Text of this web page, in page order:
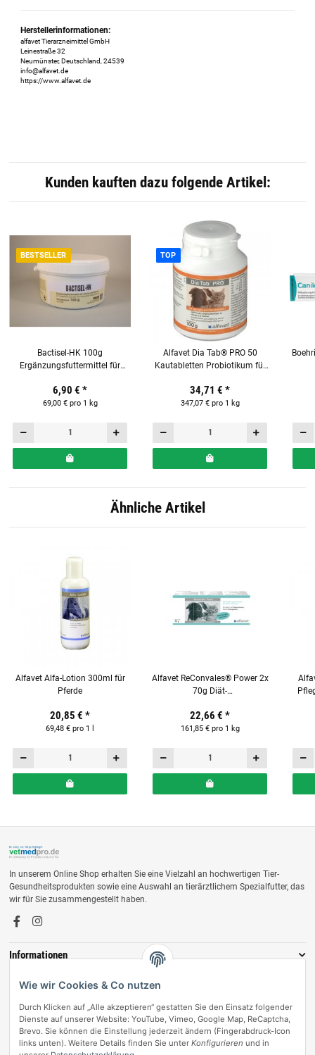
Herstellerinformationen:
alfavet Tierarzneimittel GmbH
Leinestraße 32
Neumünster, Deutschland, 24539
info@alfavet.de
https://www.alfavet.de
Kunden kauften dazu folgende Artikel:
BESTSELLER
Bactisel-HK 100g
Ergänzungsfuttermittel für
6,90 € *
69,00 € pro 1 kg
TOP
Alfavet Dia Tab® PRO 50
Kautabletten Probiotikum für
34,71 € *
347,07 € pro 1 kg
Ähnliche Artikel
Alfavet Alfa-Lotion 300ml für
Pferde
20,85 € *
69,48 € pro 1 l
Alfavet ReConvales® Power 2x
70g Diät-
Katzen & Hunde
22,66 € *
161,85 € pro 1 kg
In unserem Online Shop erhalten Sie eine Vielzahl an hochwertigen Tier-
Gesundheitsprodukten sowie eine Auswahl an tierärztlichem Spezialfutter, das
wir für Sie zusammengestellt haben.
Informationen
Zahlungsmöglichkeiten
Wie wir Cookies & Co nutzen
Durch Klicken auf „Alle akzeptieren“ gestatten Sie den Einsatz folgender
Dienste auf unserer Website: YouTube, Vimeo, Google Map, ReCaptcha,
Brevo. Sie können die Einstellung jederzeit ändern (Fingerabdruck-Icon
links unten). Weitere Details finden Sie unter Konfigurieren und in